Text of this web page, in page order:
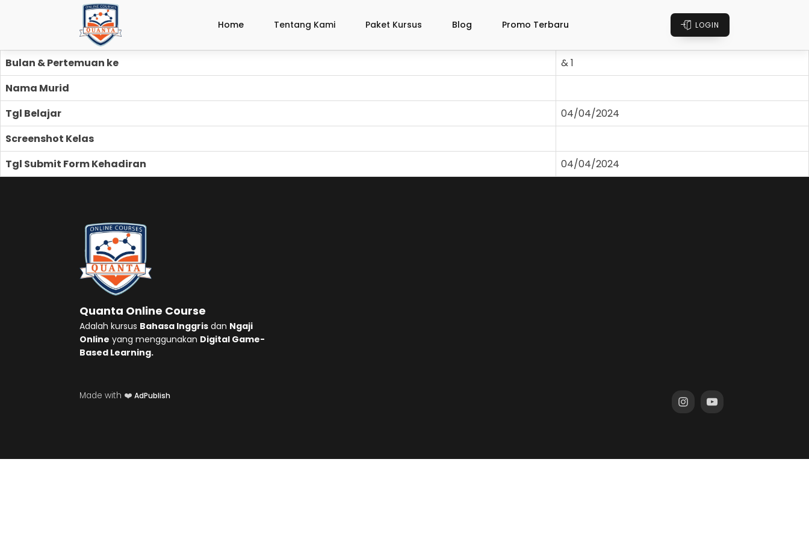
Home Tentang Kami Paket Kursus Blog Promo Terbaru LOGIN
Bulan & Pertemuan ke
& 1
Nama Murid
Tgl Belajar
04/04/2024
Screenshot Kelas
Tgl Submit Form Kehadiran
04/04/2024
Quanta Online Course
Adalah kursus Bahasa Inggris dan Ngaji
Online yang menggunakan Digital Game-
Based Learning.
Made with ❤️ AdPublish